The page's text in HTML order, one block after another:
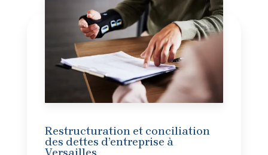
Restructuration et conciliation
des dettes d’entreprise à